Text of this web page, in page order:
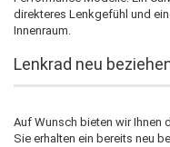
direkteres Lenkgefühl und
Innenraum.
Lenkrad neu
Auf Wunsch bieten wir Ihnen
Sie erhalten ein bereits neu